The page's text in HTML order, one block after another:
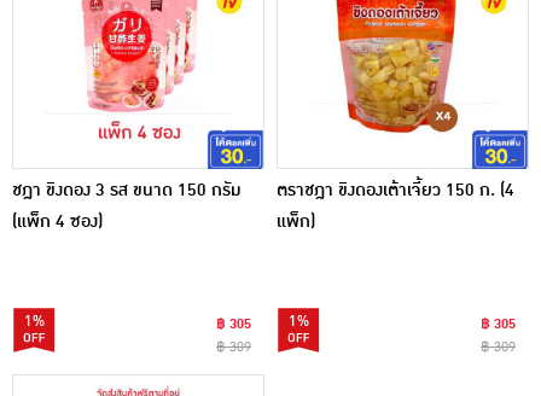
ชฎา ขิงดอง 3 รส ขนาด 150 กรัม
(แพ็ก 4 ซอง)
1%
฿ 305
฿ 309
ตราชฎา ขิงดองเต้าเจี้ยว 150 ก. (4
แพ็ก)
1%
฿ 305
฿ 309